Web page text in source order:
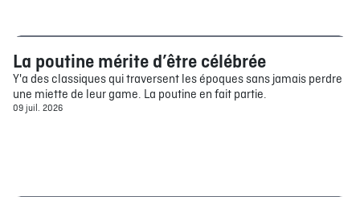
Bouffe
La poutine mérite d’être célébrée
Y'a des classiques qui traversent les époques sans jamais perdre
une miette de leur game. La poutine en fait partie.
09 juil. 2026